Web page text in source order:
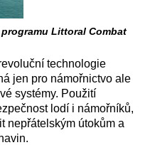
Littoral Combat
technologie
jen pro námořnictvo ale
systémy. Použití
lodí i námořníků,
nepřátelským útokům a